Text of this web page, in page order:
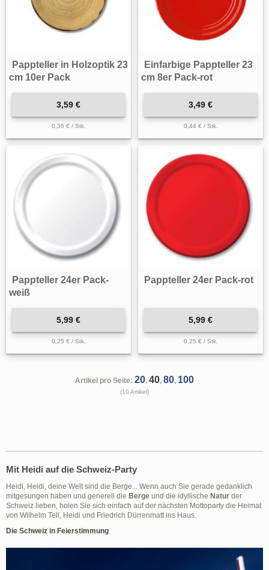
Pappteller in Holzoptik 23
cm 10er Pack
3,59 €
0,36 € / Stk.
Einfarbige Pappteller 23
cm 8er Pack-rot
3,49 €
0,44 € / Stk.
Pappteller 24er Pack-
weiß
5,99 €
0,25 € / Stk.
Pappteller 24er Pack-rot
5,99 €
0,25 € / Stk.
Artikel pro Seite: 20, 40, 80, 100
(10 Artikel)
Mit Heidi auf die Schweiz-Party
Heidi, Heidi, deine Welt sind die Berge... Wenn auch Sie gerade gedanklich
mitgesungen haben und generell die Berge und die idyllische Natur der
Schweiz lieben, holen Sie sich einfach auf der nächsten Mottoparty die Heimat
von Wilhelm Tell, Heidi und Friedrich Dürrenmatt ins Haus.
Die Schweiz in Feierstimmung